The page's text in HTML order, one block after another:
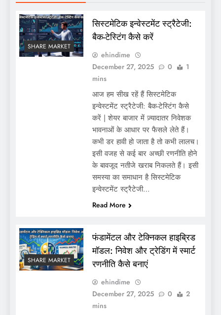
SHARE MARKET
सिस्टमेटिक इन्वेस्टमेंट स्ट्रैटेजी:
बैक-टेस्टिंग कैसे करें
ehindime
December 27, 2025
0
1
mins
आज हम सीख रहें हैं सिस्टमेटिक
इन्वेस्टमेंट स्ट्रैटेजी: बैक-टेस्टिंग कैसे
करें | शेयर बाजार में ज़्यादातर निवेशक
भावनाओं के आधार पर फैसले लेते हैं।
कभी डर हावी हो जाता है तो कभी लालच।
इसी वजह से कई बार अच्छी रणनीति होने
के बावजूद नतीजे खराब निकलते हैं। इसी
समस्या का समाधान है सिस्टमेटिक
इन्वेस्टमेंट स्ट्रैटेजी…
Read More
SHARE MARKET
फंडामेंटल और टेक्निकल हाइब्रिड
मॉडल: निवेश और ट्रेडिंग में स्मार्ट
रणनीति कैसे बनाएं
ehindime
December 27, 2025
0
2
mins